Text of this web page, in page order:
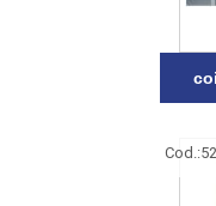
Cod.: